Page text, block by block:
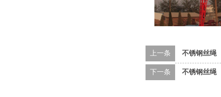
上一条 不锈钢丝绳
下一条 不锈钢丝绳